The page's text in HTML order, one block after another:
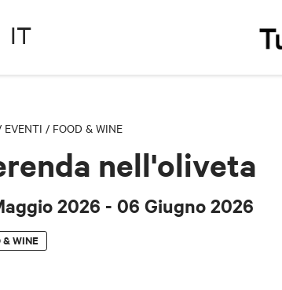
IT
EVENTI / FOOD & WINE
nell'oliveta
2026 - 06 Giugno 2026
& WINE